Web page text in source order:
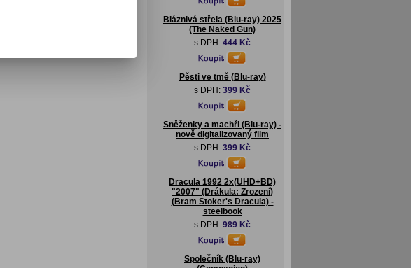
Bláznivá střela (Blu-ray) 2025
(The Naked Gun)
s DPH: 444 Kč
Pěsti ve tmě (Blu-ray)
s DPH: 399 Kč
Sněženky a machři (Blu-ray) -
nově digitalizovaný film
s DPH: 399 Kč
Dracula 1992 2x(UHD+BD)
"2007" (Drákula: Zrození)
(Bram Stoker's Dracula) -
steelbook
s DPH: 989 Kč
Společník (Blu-ray)